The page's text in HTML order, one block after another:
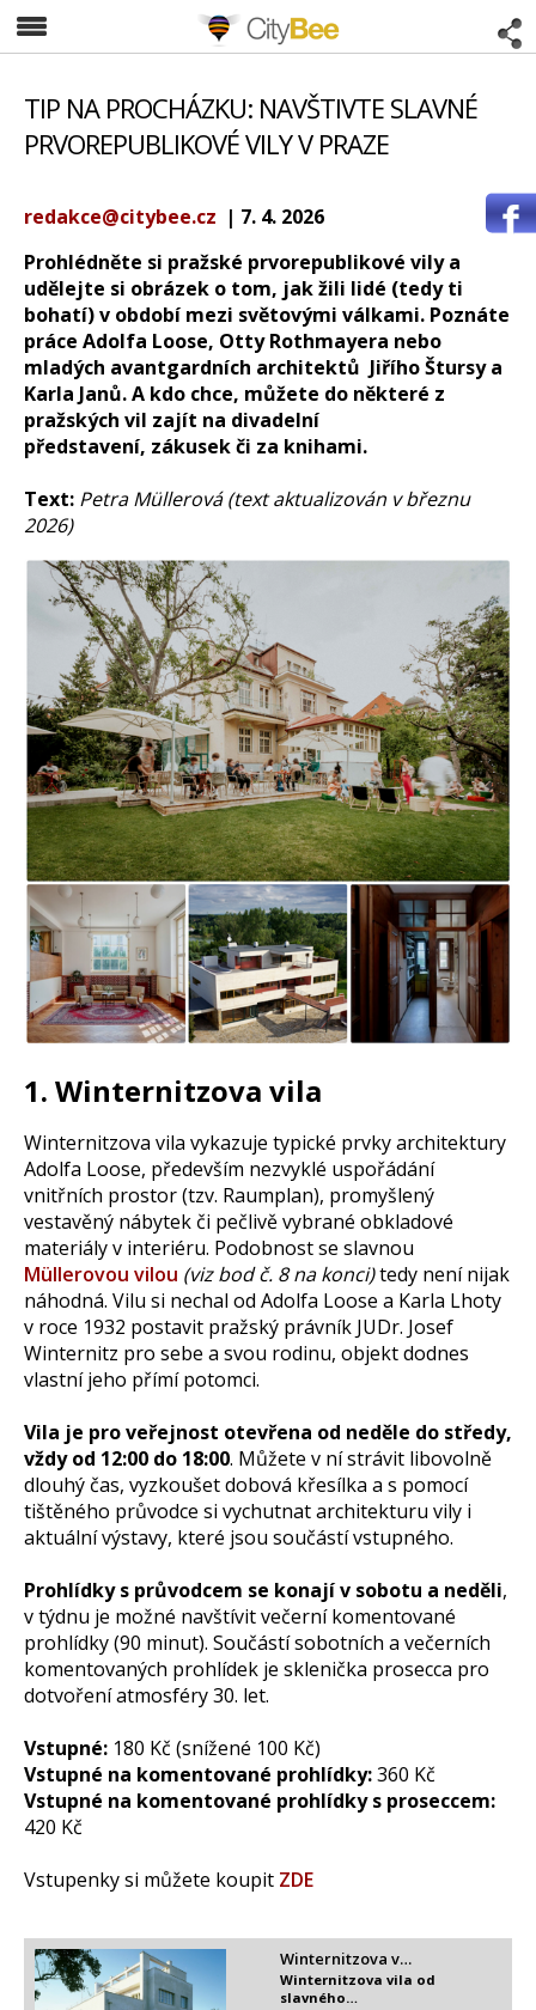
CityBee
TIP NA PROCHÁZKU: NAVŠTIVTE SLAVNÉ
PRVOREPUBLIKOVÉ VILY V PRAZE
redakce@citybee.cz | 7. 4. 2026
Prohlédněte si pražské prvorepublikové vily a
udělejte si obrázek o tom, jak žili lidé (tedy ti
bohatí) v období mezi světovými válkami. Poznáte
práce Adolfa Loose, Otty Rothmayera nebo
mladých avantgardních architektů Jiřího Štursy a
Karla Janů. A kdo chce, můžete do některé z
pražských vil zajít na divadelní
představení, zákusek či za knihami.
Text: Petra Müllerová (text aktualizován v březnu
2026)
1. Winternitzova vila
Winternitzova vila vykazuje typické prvky architektury
Adolfa Loose, především nezvyklé uspořádání
vnitřních prostor (tzv. Raumplan), promyšlený
vestavěný nábytek či pečlivě vybrané obkladové
materiály v interiéru. Podobnost se slavnou
Müllerovou vilou (viz bod č. 8 na konci)tedy není nijak
náhodná. Vilu si nechal od Adolfa Loose a Karla Lhoty
v roce 1932 postavit pražský právník JUDr. Josef
Winternitz pro sebe a svou rodinu, objekt dodnes
vlastní jeho přímí potomci.
Vila je pro veřejnost otevřena od neděle do středy,
vždy od 12:00 do 18:00. Můžete v ní strávit libovolně
dlouhý čas, vyzkoušet dobová křesílka a s pomocí
tištěného průvodce si vychutnat architekturu vily i
aktuální výstavy, které jsou součástí vstupného.
Prohlídky s průvodcem se konají v sobotu a neděli,
v týdnu je možné navštívit večerní komentované
prohlídky (90 minut). Součástí sobotních a večerních
komentovaných prohlídek je sklenička prosecca pro
dotvoření atmosféry 30. let.
Vstupné: 180 Kč (snížené 100 Kč)
Vstupné na komentované prohlídky:360 Kč
Vstupné na komentované prohlídky s proseccem:
420 Kč
Vstupenky si můžete koupit ZDE
Winternitzova v…
Winternitzova vila od
slavného…